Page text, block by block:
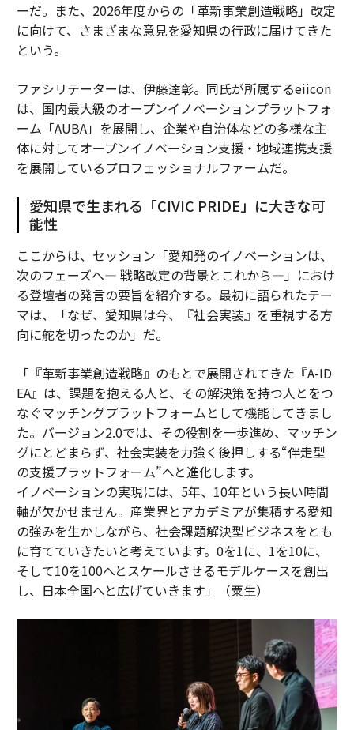
ーだ。また、2026年度からの「革新事業創造戦略」改定
に向けて、さまざまな意見を愛知県の行政に届けてきた
という。
ファシリテーターは、伊藤達彰。同氏が所属するeiicon
は、国内最大級のオープンイノベーションプラットフォ
ーム「AUBA」を展開し、企業や自治体などの多様な主
体に対してオープンイノベーション支援・地域連携支援
を展開しているプロフェッショナルファームだ。
愛知県で生まれる「CIVIC PRIDE」に大きな可
能性
ここからは、セッション「愛知発のイノベーションは、
次のフェーズへ— 戦略改定の背景とこれから—」におけ
る登壇者の発言の要旨を紹介する。最初に語られたテー
マは、「なぜ、愛知県は今、『社会実装』を重視する方
向に舵を切ったのか」だ。
「『革新事業創造戦略』のもとで展開されてきた『A-ID
EA』は、課題を抱える人と、その解決策を持つ人とをつ
なぐマッチングプラットフォームとして機能してきまし
た。バージョン2.0では、その役割を一歩進め、マッチン
グにとどまらず、社会実装を力強く後押しする“伴走型
の支援プラットフォーム”へと進化します。
イノベーションの実現には、5年、10年という長い時間
軸が欠かせません。産業界とアカデミアが集積する愛知
の強みを生かしながら、社会課題解決型ビジネスをとも
に育てていきたいと考えています。0を1に、1を10に、
そして10を100へとスケールさせるモデルケースを創出
し、日本全国へと広げていきます」（粟生）